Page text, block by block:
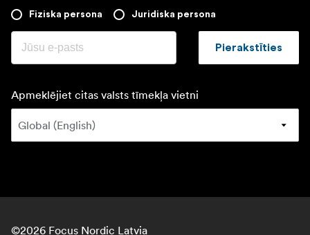
Fiziska persona Juridiska persona
Pierakstīties
Apmeklējiet citas valsts tīmekļa vietni
©2026 Focus Nordic Latvia